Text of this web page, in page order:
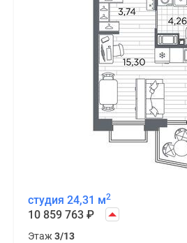
студия 24,31 м2
10 859 763 ₽
Этаж3/13